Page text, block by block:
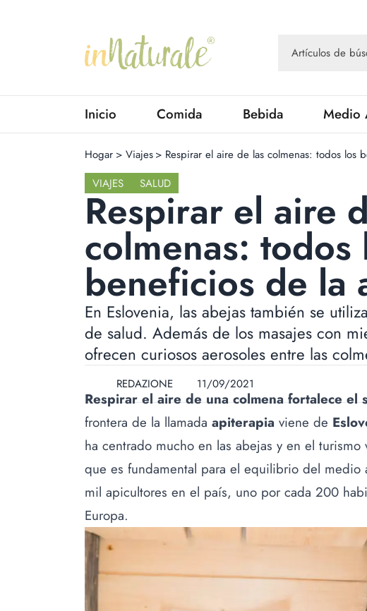
Inicio Comida Bebida Medio
Hogar > Viajes > Respirar el aire de las colmenas: todos los
VIAJES
SALUD
Respirar el aire
colmenas: todos
beneficios de la
En Eslovenia, las abejas también se
de salud. Además de los masajes con
ofrecen curiosos aerosoles entre las
REDAZIONE 11/09/2021
Respirar el aire de una colmena fortalece el
frontera de la llamada apiterapia viene de
ha centrado mucho en las abejas y en el
que es fundamental para el equilibrio del medio
mil apicultores en el país, uno por cada 200
Europa.